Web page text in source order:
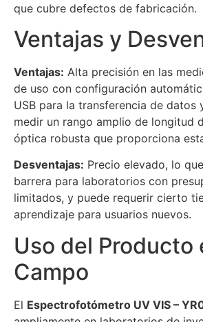
que cubre defectos de fabricación.
Ventajas y
Ventajas: Alta precisión en las
de uso con configuración
USB para la transferencia de datos
medir un rango amplio de longitud
óptica robusta que proporciona
Desventajas: Precio elevado, lo
barrera para laboratorios con
limitados, y puede requerir cierto
aprendizaje para usuarios nuevos.
Uso del Producto
Campo
El Espectrofotómetro UV VIS –